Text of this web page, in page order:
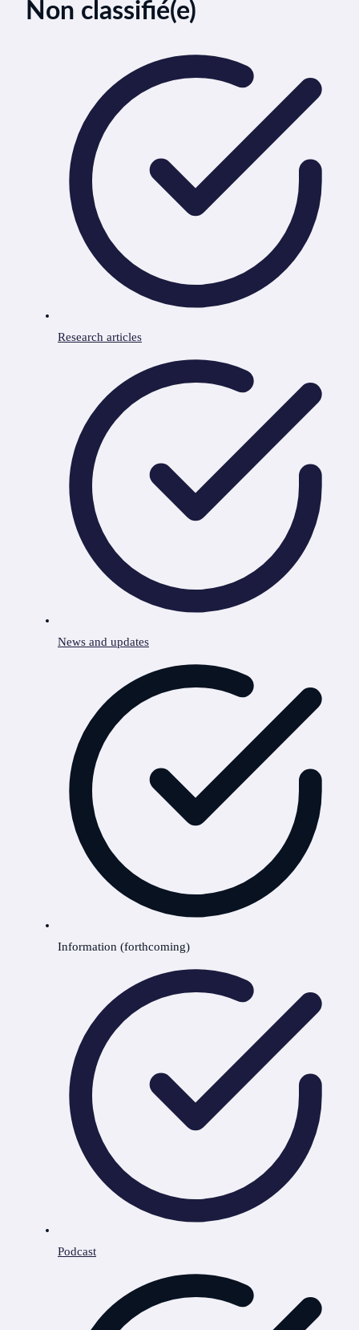
Non classifié(e)
Research articles
News and updates
Information (forthcoming)
Podcast